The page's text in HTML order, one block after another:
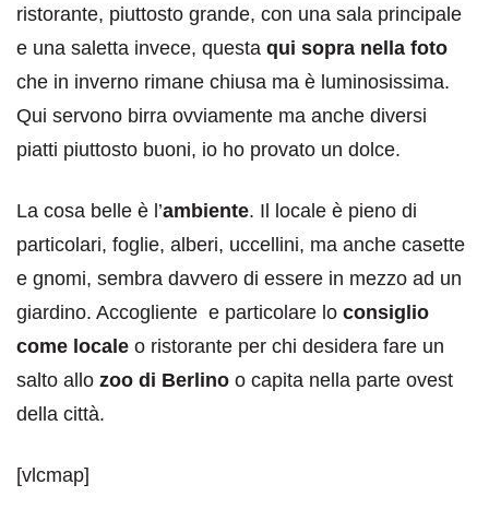
ristorante, piuttosto grande, con una sala principale
e una saletta invece, questa qui sopra nella foto
che in inverno rimane chiusa ma è luminosissima.
Qui servono birra ovviamente ma anche diversi
piatti piuttosto buoni, io ho provato un dolce.
La cosa belle è l’ambiente. Il locale è pieno di
particolari, foglie, alberi, uccellini, ma anche casette
e gnomi, sembra davvero di essere in mezzo ad un
giardino. Accogliente e particolare lo consiglio
come locale o ristorante per chi desidera fare un
salto allo zoo di Berlino o capita nella parte ovest
della città.
[vlcmap]